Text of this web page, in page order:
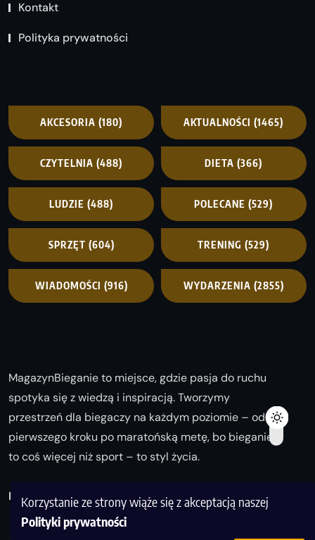
Korzystanie ze strony wiąże się z akceptacją naszej
Polityki prywatności
Kontakt
Polityka prywatności
AKCESORIA (180) AKTUALNOŚCI (1465)
CZYTELNIA (488) DIETA (366)
LUDZIE (488) POLECANE (529)
SPRZĘT (604) TRENING (529)
WIADOMOŚCI (916) WYDARZENIA (2855)
MagazynBieganie to miejsce, gdzie pasja do ruchu
spotyka się z wiedzą i inspiracją. Tworzymy
przestrzeń dla biegaczy na każdym poziomie – od
pierwszego kroku po maratońską metę, bo bieganie
to coś więcej niż sport – to styl życia.
Biegaj z nami i odkrywaj swoją najlepszą wersję!